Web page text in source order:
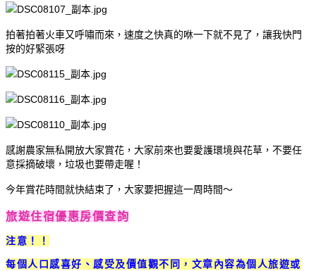
拍著拍著火車又呼嘯而來，速度之快真的咻一下就不見了，讓我快門
按的好緊張呀
感謝農家無私開放大家賞花，大家前來也要愛護環境與花草，不要任
意採摘破壞，垃圾也要帶走喔！
今年賞花時間就快結束了，大家要把握這一周時間～
旅遊住宿優惠房價查詢
注意！！
每個人口感喜好、感受及價值觀不同，文章內容為個人旅遊或